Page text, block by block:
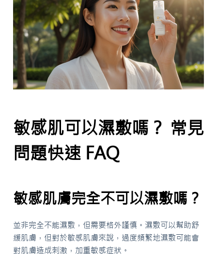
敏感肌可以濕敷嗎？ 常見
問題快速 FAQ
敏感肌膚完全不可以濕敷嗎？
並非完全不能濕敷，但需要格外謹慎。濕敷可以幫助舒
緩肌膚，但對於敏感肌膚來說，過度頻繁地濕敷可能會
對肌膚造成刺激，加重敏感症狀。